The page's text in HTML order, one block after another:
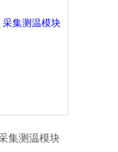
集测温模块